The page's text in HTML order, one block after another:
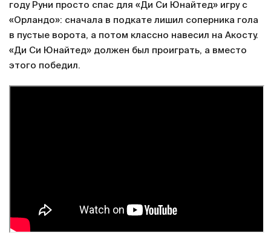
году Руни просто спас для «Ди Си Юнайтед» игру с
«Орландо»: сначала в подкате лишил соперника гола
в пустые ворота, а потом классно навесил на Акосту.
«Ди Си Юнайтед» должен был проиграть, а вместо
этого победил.